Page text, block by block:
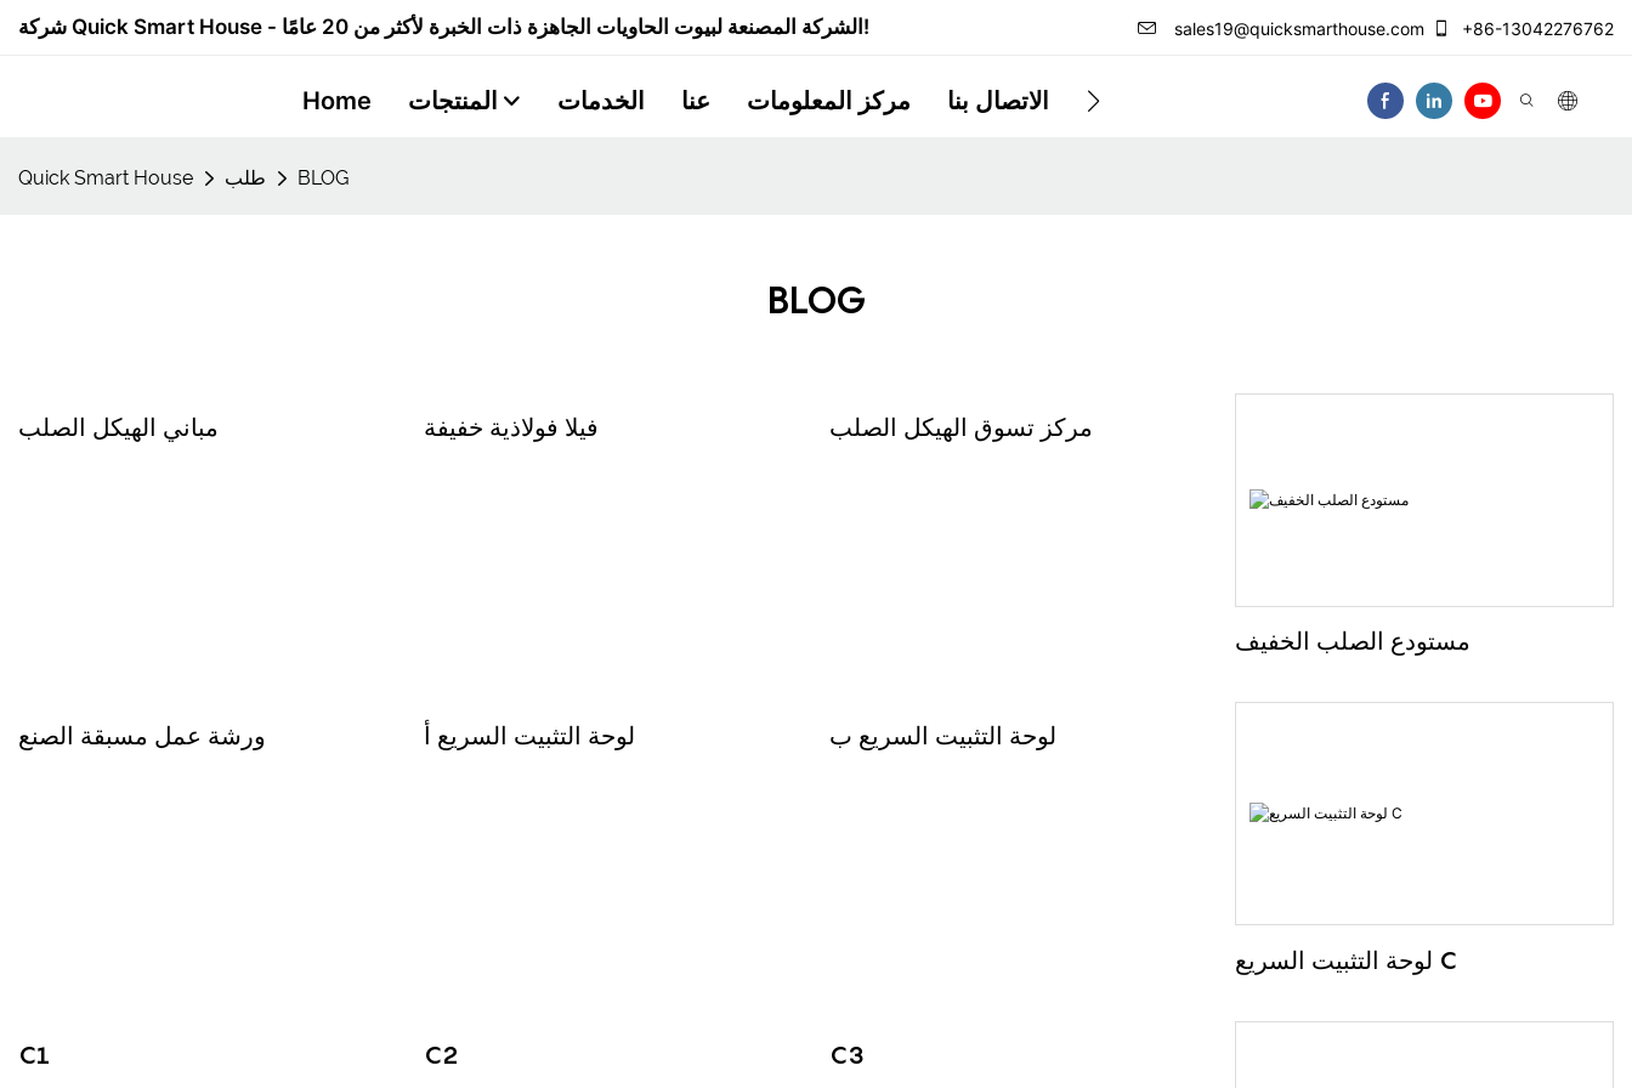
شركة Quick Smart House - الشركة المصنعة لبيوت الحاويات الجاهزة ذات الخبرة لأكثر من 20 عامًا! sales19@quicksmarthouse.com +86-13042276762
Home المنتجات الخدمات عنا مركز المعلومات الاتصال بنا فيديو
Quick Smart House طلب BLOG
BLOG
مباني الهيكل الصلب فيلا فولاذية خفيفة مركز تسوق الهيكل الصلب
مستودع الصلب الخفيف
ورشة عمل مسبقة الصنع لوحة التثبيت السريع أ لوحة التثبيت السريع ب
لوحة التثبيت السريع C
C1 C2 C3